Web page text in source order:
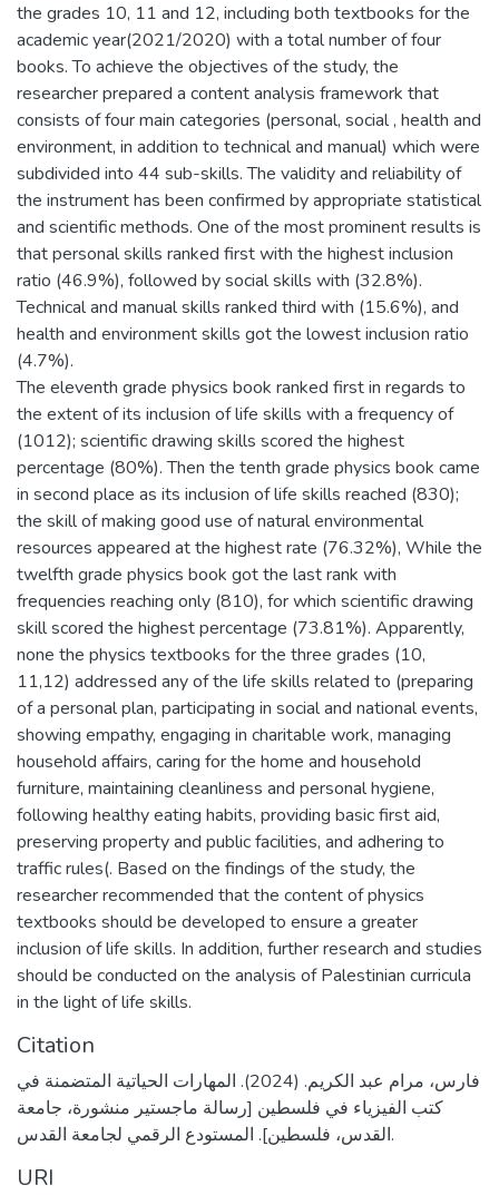
the grades 10, 11 and 12, including both textbooks for the
academic year(2021/2020) with a total number of four
books. To achieve the objectives of the study, the
researcher prepared a content analysis framework that
consists of four main categories (personal, social , health and
environment, in addition to technical and manual) which were
subdivided into 44 sub-skills. The validity and reliability of
the instrument has been confirmed by appropriate statistical
and scientific methods. One of the most prominent results is
that personal skills ranked first with the highest inclusion
ratio (46.9%), followed by social skills with (32.8%).
Technical and manual skills ranked third with (15.6%), and
health and environment skills got the lowest inclusion ratio
(4.7%).
The eleventh grade physics book ranked first in regards to
the extent of its inclusion of life skills with a frequency of
(1012); scientific drawing skills scored the highest
percentage (80%). Then the tenth grade physics book came
in second place as its inclusion of life skills reached (830);
the skill of making good use of natural environmental
resources appeared at the highest rate (76.32%), While the
twelfth grade physics book got the last rank with
frequencies reaching only (810), for which scientific drawing
skill scored the highest percentage (73.81%). Apparently,
none the physics textbooks for the three grades (10,
11,12) addressed any of the life skills related to (preparing
of a personal plan, participating in social and national events,
showing empathy, engaging in charitable work, managing
household affairs, caring for the home and household
furniture, maintaining cleanliness and personal hygiene,
following healthy eating habits, providing basic first aid,
preserving property and public facilities, and adhering to
traffic rules(. Based on the findings of the study, the
researcher recommended that the content of physics
textbooks should be developed to ensure a greater
inclusion of life skills. In addition, further research and studies
should be conducted on the analysis of Palestinian curricula
in the light of life skills.
Citation
فارس، مرام عبد الكريم. (2024). المهارات الحياتية المتضمنة في
كتب الفيزياء في فلسطين [رسالة ماجستير منشورة، جامعة
القدس، فلسطين]. المستودع الرقمي لجامعة القدس.
URI